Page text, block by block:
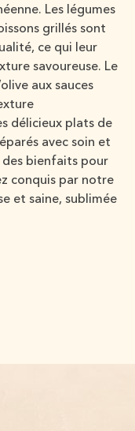
Les légumes
grillés sont
ce qui leur
savoureuse. Le
aux sauces
délicieux plats de
avec soin et
bienfaits pour
conquis par notre
et saine, sublimée